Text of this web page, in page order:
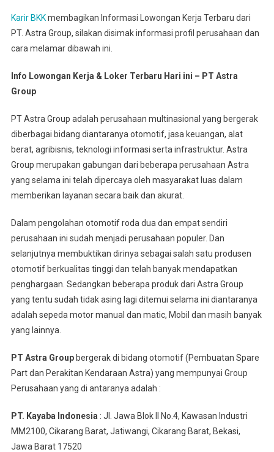
Karir BKKmembagikan Informasi Lowongan Kerja Terbaru dari
PT. Astra Group, silakan disimak informasi profil perusahaan dan
cara melamar dibawah ini.
Info Lowongan Kerja & Loker Terbaru Hari ini – PT Astra
Group
PT Astra Group adalah perusahaan multinasional yang bergerak
diberbagai bidang diantaranya otomotif, jasa keuangan, alat
berat, agribisnis, teknologi informasi serta infrastruktur. Astra
Group merupakan gabungan dari beberapa perusahaan Astra
yang selama ini telah dipercaya oleh masyarakat luas dalam
memberikan layanan secara baik dan akurat.
Dalam pengolahan otomotif roda dua dan empat sendiri
perusahaan ini sudah menjadi perusahaan populer. Dan
selanjutnya membuktikan dirinya sebagai salah satu produsen
otomotif berkualitas tinggi dan telah banyak mendapatkan
penghargaan. Sedangkan beberapa produk dari Astra Group
yang tentu sudah tidak asing lagi ditemui selama ini diantaranya
adalah sepeda motor manual dan matic, Mobil dan masih banyak
yang lainnya.
PT Astra Groupbergerak di bidang otomotif (Pembuatan Spare
Part dan Perakitan Kendaraan Astra) yang mempunyai Group
Perusahaan yang di antaranya adalah :
PT. Kayaba Indonesia : Jl. Jawa Blok II No.4, Kawasan Industri
MM2100, Cikarang Barat, Jatiwangi, Cikarang Barat, Bekasi,
Jawa Barat 17520